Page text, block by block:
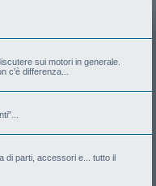
sui motori in generale.
c'è differenza...
di parti, accessori e... tutto il